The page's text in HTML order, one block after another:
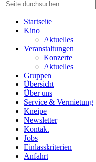
Startseite
Kino
Aktuelles
Veranstaltungen
Konzerte
Aktuelles
Gruppen
Übersicht
Über uns
Service & Vermietung
Kneipe
Newsletter
Kontakt
Jobs
Einlasskriterien
Anfahrt